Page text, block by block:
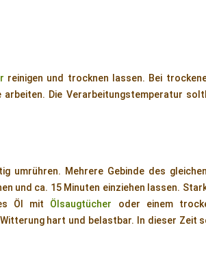
reinigen und trocknen lassen. Bei
Die Verarbeitungstemperatur
umrühren. Mehrere Gebinde des
und ca. 15 Minuten einziehen lassen.
Öl mit Ölsaugtücher oder einem
hart und belastbar. In dieser Zeit